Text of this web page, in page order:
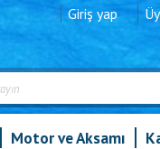
Giriş yap
Motor ve Aksamı